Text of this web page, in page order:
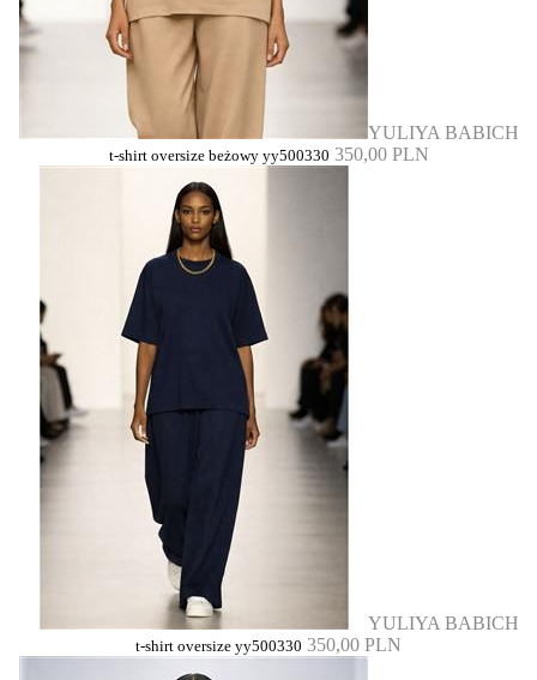
YULIYA BABICH
t-shirt oversize beżowy yy500330 350,00 PLN
YULIYA BABICH
t-shirt oversize yy500330 350,00 PLN